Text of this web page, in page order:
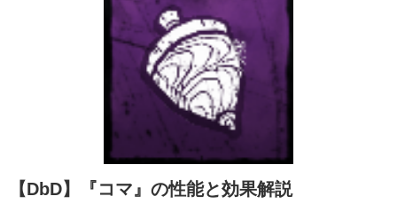
【DbD】 『コマ』の性能と効果解説